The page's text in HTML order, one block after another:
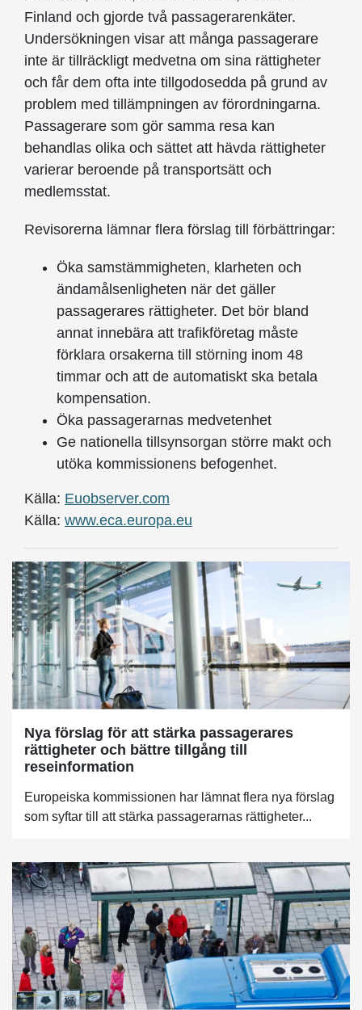
Finland och gjorde två passagerarenkäter.
Undersökningen visar att många passagerare
inte är tillräckligt medvetna om sina rättigheter
och får dem ofta inte tillgodosedda på grund av
problem med tillämpningen av förordningarna.
Passagerare som gör samma resa kan
behandlas olika och sättet att hävda rättigheter
varierar beroende på transportsätt och
medlemsstat.
Revisorerna lämnar flera förslag till förbättringar:
Öka samstämmigheten, klarheten och
ändamålsenligheten när det gäller
passagerares rättigheter. Det bör bland
annat innebära att trafikföretag måste
förklara orsakerna till störning inom 48
timmar och att de automatiskt ska betala
kompensation.
Öka passagerarnas medvetenhet
Ge nationella tillsynsorgan större makt och
utöka kommissionens befogenhet.
Källa: Euobserver.com
Källa: www.eca.europa.eu
Nya förslag för att stärka passagerares
rättigheter och bättre tillgång till
reseinformation
Europeiska kommissionen har lämnat flera nya förslag
som syftar till att stärka passagerarnas rättigheter...